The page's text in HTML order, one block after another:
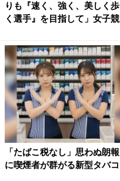
りも『速く、強く、美しく歩
く選手』を目指して」女子競
「たばこ税なし」思わぬ朗報
に喫煙者が群がる新型タバコ